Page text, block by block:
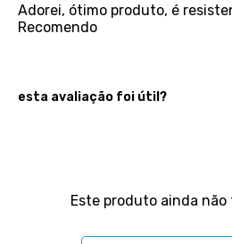
Adorei, ótimo produto, é
Recomendo
esta avaliação foi útil?
Este produto ainda